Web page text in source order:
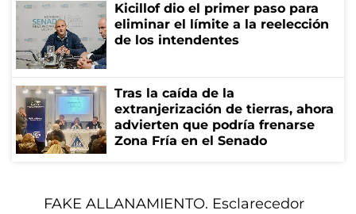
Kicillof dio el primer paso para
eliminar el límite a la reelección
de los intendentes
Tras la caída de la
extranjerización de tierras, ahora
advierten que podría frenarse
Zona Fría en el Senado
FAKE ALLANAMIENTO. Esclarecedor